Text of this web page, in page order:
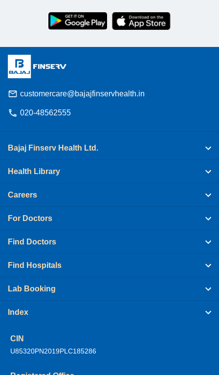
customercare@bajajfinservhealth.in
020-48562555
Bajaj Finserv Health Ltd.
Health Library
Careers
For Doctors
Find Doctors
Find Hospitals
Lab Booking
Index
CIN
U85320PN2019PLC185286